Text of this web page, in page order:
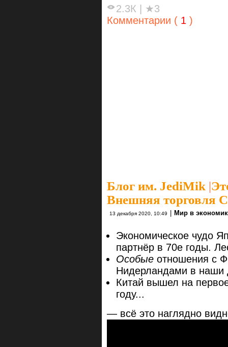
2.3К
★3
Комментарии ( 1 )
Блог им. JediMik |
Внешняя торговля
13 декабря 2020, 10:49 Мир в
Экономическое чудо
партнёр в 70е годы.
Особые отношения с
Нидерландами в наши
Китай вышел на
году...
— всё это наглядно